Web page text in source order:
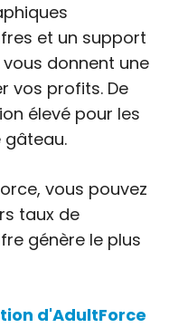
et un support
donnent une
vos profits. De
élevé pour les
gâteau.
vous pouvez
taux de
génère le plus
d'AdultForce